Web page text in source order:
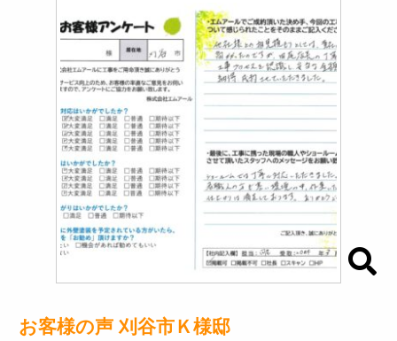
お客様の声 刈谷市Ｋ様邸